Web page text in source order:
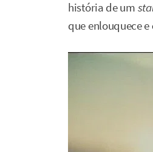
história de um
que enlouquece e